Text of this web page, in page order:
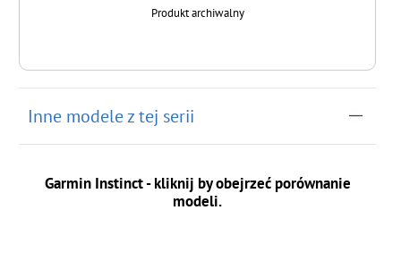
Produkt archiwalny
Inne modele z tej serii
Garmin Instinct - kliknij by obejrzeć porównanie
modeli.